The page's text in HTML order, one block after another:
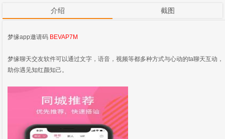
介绍 截图
梦缘app邀请码 BEVAP7M
梦缘聊天交友软件可以通过文字，语音，视频等都多种方式与心动的ta聊天互动，
助你遇见知红颜知己。